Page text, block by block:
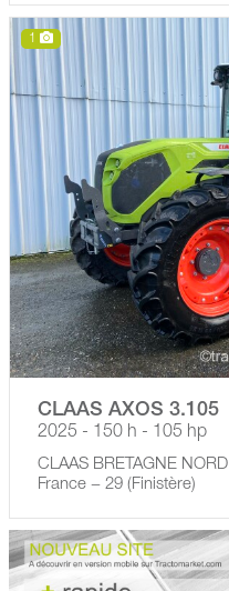
1
CLAAS AXOS 3.105
2025 - 150 h - 105 hp
CLAAS BRETAGNE NORD
France − 29 (Finistère)